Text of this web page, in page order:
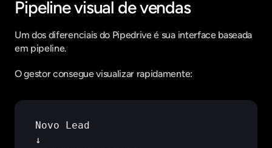
Pipeline visual de vendas
Um dos diferenciais do Pipedrive é sua interface baseada
em pipeline.
O gestor consegue visualizar rapidamente:
Novo Lead
↓